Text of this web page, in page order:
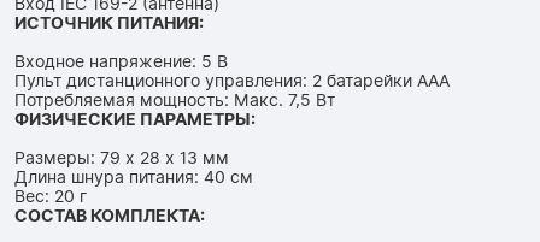
ИСТОЧНИК ПИТАНИЯ:
Входное напряжение: 5 В
Пульт дистанционного управления: 2 батарейки AAA
Потребляемая мощность: Макс. 7,5 Вт
ФИЗИЧЕСКИЕ ПАРАМЕТРЫ:
Размеры: 79 x 28 x 13 мм
Длина шнура питания: 40 см
Вес: 20 г
СОСТАВ КОМПЛЕКТА: